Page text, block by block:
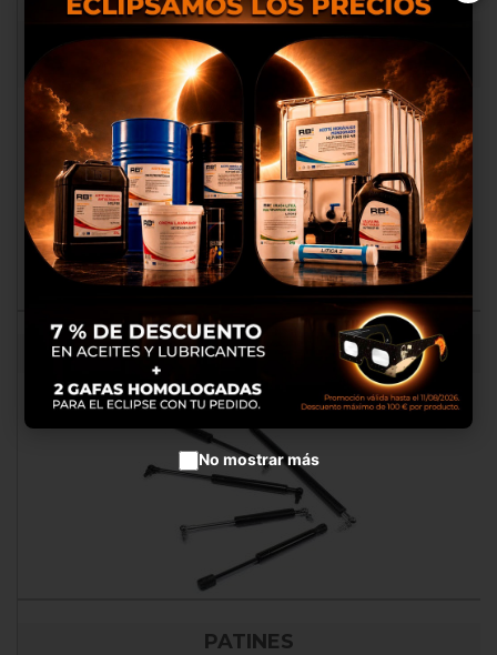
CADENAS PORTACABLES Y PIEZAS
PLÁSTICO Y NYLON
AMORTIGUADORES
PATINES
Nosotros utilizamos cookies
propias y de terceros para
proporcionarte una mejor
experiencia de compra, realizar
un análisis estadístico que nos
sirve para mejorar el servicio y
poder ofrecerte los mejores
productos en anuncios
publicitarios.
Aceptar cookies
No mostrar más